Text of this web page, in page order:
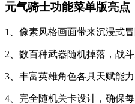
元气骑士功能菜单版亮点
1、像素风格画面带来沉浸式冒
2、数百种武器随机掉落，战斗
3、丰富英雄角色各具天赋能力
4、完全随机关卡设计，确保